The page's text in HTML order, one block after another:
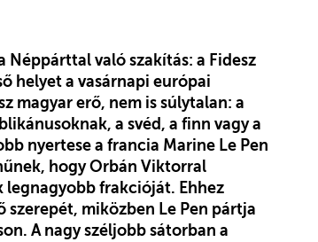
való szakítás: a Fidesz
helyet a vasárnapi európai
magyar erő, nem is súlytalan: a
a svéd, a finn vagy a
nyertese a francia Marine Le Pen
hogy Orbán Viktorral
legnagyobb frakcióját. Ehhez
szerepét, miközben Le Pen pártja
A nagy széljobb sátorban a